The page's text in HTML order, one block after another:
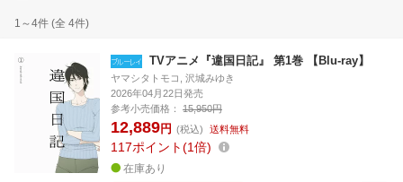
1～4件 (全 4件)
TVアニメ『違国日記』 第1巻 【Blu-ray】
ヤマシタトモコ, 沢城みゆき
2026年04月22日発売
参考小売価格：
15,950円
12,889円 (税込) 送料無料
117ポイント 1倍
在庫あり